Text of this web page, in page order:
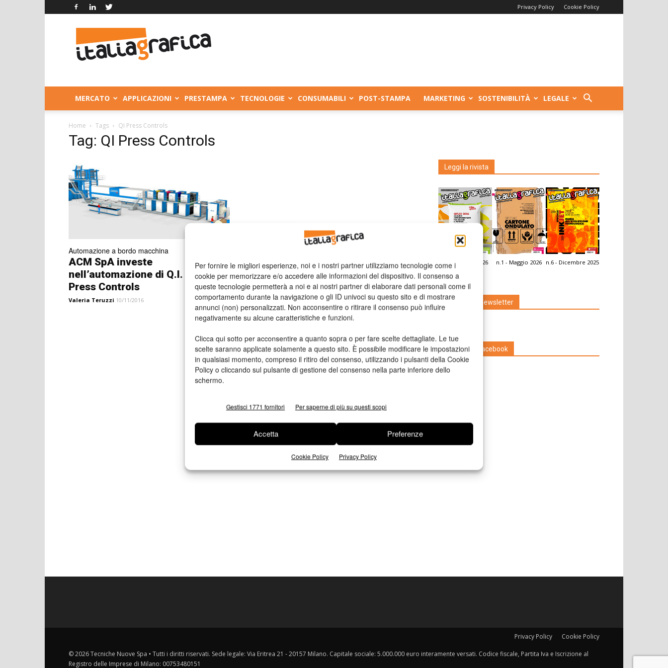
Per fornire le migliori esperienze, noi e i nostri partner utilizziamo tecnologie come i
cookie per memorizzare e/o accedere alle informazioni del dispositivo. Il consenso a
queste tecnologie permetterà a noi e ai nostri partner di elaborare dati personali come il
comportamento durante la navigazione o gli ID univoci su questo sito e di mostrare
annunci (non) personalizzati. Non acconsentire o ritirare il consenso può influire
negativamente su alcune caratteristiche e funzioni.
Clicca qui sotto per acconsentire a quanto sopra o per fare scelte dettagliate. Le tue
scelte saranno applicate solamente a questo sito. È possibile modificare le impostazioni
in qualsiasi momento, compreso il ritiro del consenso, utilizzando i pulsanti della Cookie
Policy o cliccando sul pulsante di gestione del consenso nella parte inferiore dello
schermo.
Gestisci 1771 fornitori Per saperne di più su questi scopi
Accetta Preferenze
Cookie Policy Privacy Policy
Privacy Policy Cookie Policy
Grafica
MERCATO APPLICAZIONI PRESTAMPA TECNOLOGIE CONSUMABILI POST-STAMPA MARKETING SOSTENIBILITÀ LEGALE
Home Tags QI Press Controls
Tag: QI Press Controls
Automazione a bordo macchina
ACM SpA investe
nell’automazione di Q.I.
Press Controls
Valeria Teruzzi 10/11/2016
Leggi la rivista
n.2 - Giugno 2026 n.1 - Maggio 2026 n.6 - Dicembre 2025
Edicola Web
Iscriviti alla newsletter
Seguici su Facebook
Privacy Policy Cookie Policy
© 2026 Tecniche Nuove Spa • Tutti i diritti riservati. Sede legale: Via Eritrea 21 - 20157 Milano. Capitale sociale: 5.000.000 euro interamente versati. Codice fiscale, Partita Iva e Iscrizione al
Registro delle Imprese di Milano: 00753480151